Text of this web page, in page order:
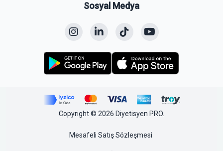
Sosyal Medya
Copyright © 2026 Diyetisyen PRO.
Mesafeli Satış Sözleşmesi